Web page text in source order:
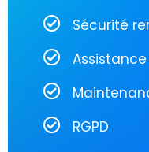
Sécurité
RGPD